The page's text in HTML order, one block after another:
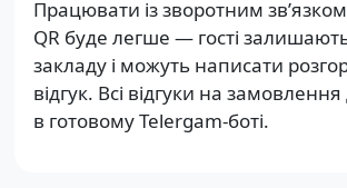
Працювати із зворотним
QR буде легше — гості
закладу і можуть написати
відгук. Всі відгуки на замовлення
в готовому Telergam-боті.